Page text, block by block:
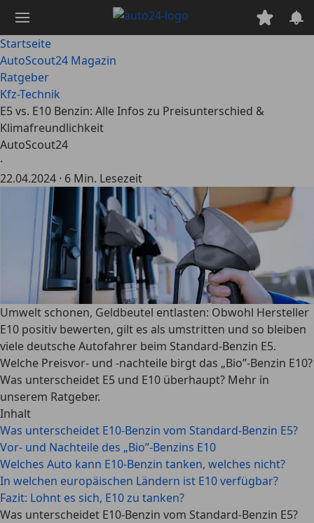
Hauptinhalt
springen
Startseite
AutoScout24 Magazin
Ratgeber
Kfz-Technik
E5 vs. E10 Benzin: Alle Infos zu Preisunterschied &
Klimafreundlichkeit
AutoScout24
·
22.04.2024 · 6 Min. Lesezeit
Umwelt schonen, Geldbeutel entlasten: Obwohl Hersteller
E10 positiv bewerten, gilt es als umstritten und so bleiben
viele deutsche Autofahrer beim Standard-Benzin E5.
Welche Preisvor- und -nachteile birgt das „Bio”-Benzin E10?
Was unterscheidet E5 und E10 überhaupt? Mehr in
unserem Ratgeber.
Inhalt
Was unterscheidet E10-Benzin vom Standard-Benzin E5?
Vor- und Nachteile des „Bio”-Benzins E10
Welches Auto kann E10-Benzin tanken, welches nicht?
In welchen europäischen Ländern ist E10 verfügbar?
Fazit: Lohnt es sich, E10 zu tanken?
Was unterscheidet E10-Benzin vom Standard-Benzin E5?